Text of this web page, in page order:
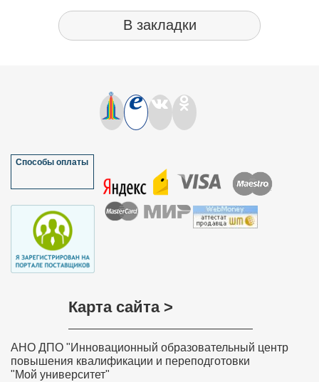
Удостоверение о повышении
квалификации ФГБОУ ВО
“Петрозаводский
университет”
В закладки
Способы оплаты
Карта сайта >
АНО ДПО "Инновационный образовательный центр
повышения квалификации и переподготовки
"Мой университет"